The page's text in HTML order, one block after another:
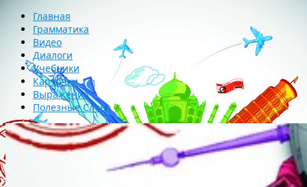
Главная
Грамматика
Видео
Диалоги
Учебники
Карточки
Выражения
Полезные Слова